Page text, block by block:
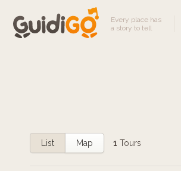
Every place has
a story to tell
List Map 1 Tours